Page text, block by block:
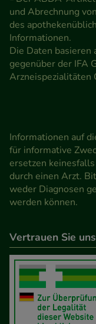
und Abrechnung
des
Informationen.
Die Daten
gegenüber der IFA
Arzneispezialitäten
Informationen auf
für informative
ersetzen
durch einen Arzt.
weder Diagnosen
werden können.
Vertrauen Sie uns